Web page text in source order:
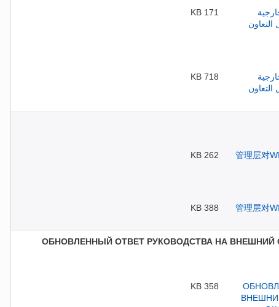
171 KB
718 KB
262 KB
388 KB
ОБНОВЛЕННЫЙ ОТВЕТ РУКОВОДСТВА НА
358 KB